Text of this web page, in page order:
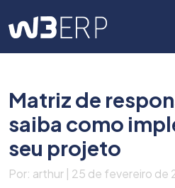
Matriz de
saiba como
seu projeto
Por: arthur | 25 de fevereiro de